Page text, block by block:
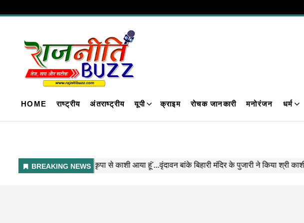
HOME राष्ट्रीय अंतराष्ट्रीय यूपी क्राइम रोचक जानकारी मनोरंजन धर्म